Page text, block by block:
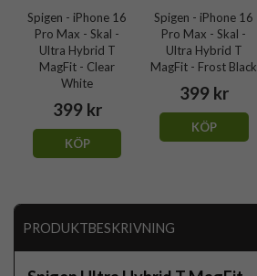
Spigen - iPhone 16
Pro Max - Skal -
Ultra Hybrid T
MagFit - Clear
White
399 kr
KÖP
Spigen - iPhone 16
Pro Max - Skal -
Ultra Hybrid T
MagFit - Frost Black
399 kr
KÖP
PRODUKTBESKRIVNING